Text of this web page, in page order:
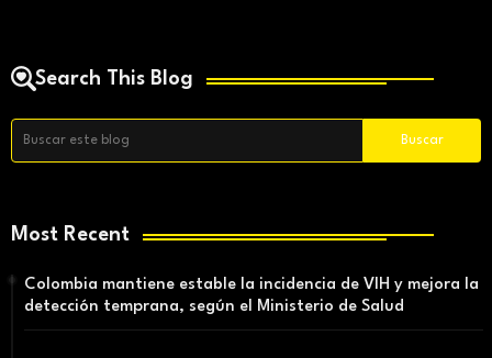
Search This Blog
Most Recent
Colombia mantiene estable la incidencia de VIH y mejora la
detección temprana, según el Ministerio de Salud